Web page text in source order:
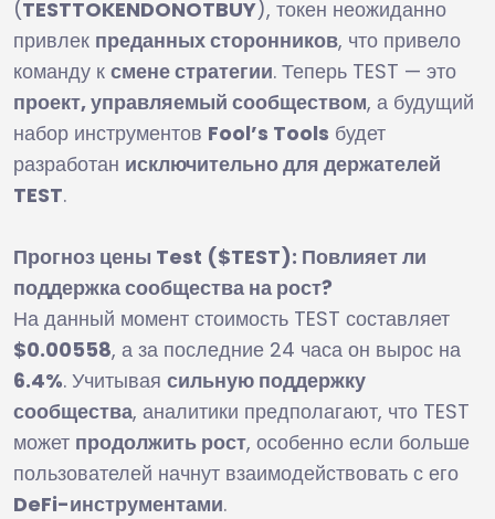
(TESTTOKENDONOTBUY), токен неожиданно
привлек преданных сторонников, что привело
команду к смене стратегии. Теперь TEST — это
проект, управляемый сообществом, а будущий
набор инструментов Fool’s Tools будет
разработан исключительно для держателей
TEST.
Прогноз цены Test ($TEST): Повлияет ли
поддержка сообщества на рост?
На данный момент стоимость TEST составляет
$0.00558, а за последние 24 часа он вырос на
6.4%. Учитывая сильную поддержку
сообщества, аналитики предполагают, что TEST
может продолжить рост, особенно если больше
пользователей начнут взаимодействовать с его
DeFi-инструментами.